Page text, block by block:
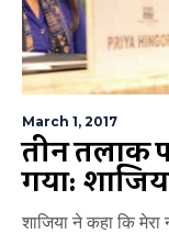
March 1, 2017
तीन तलाक
गया:
शाजिया ने कहा कि